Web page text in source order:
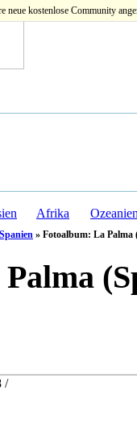
neue kostenlose Community
Afrika
» Fotoalbum: La Palma